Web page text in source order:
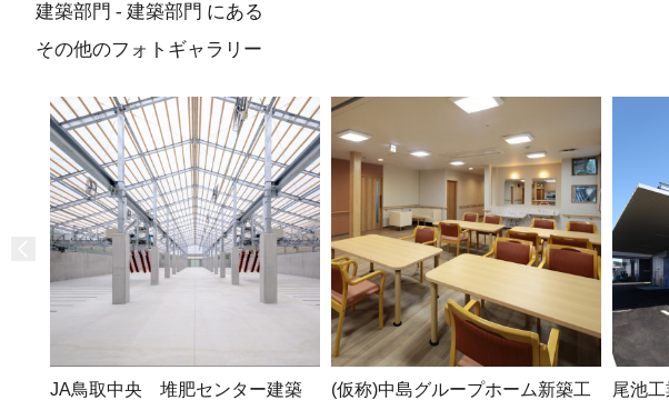
建築部門 - 建築部門 にある
その他のフォトギャラリー
JA鳥取中央 堆肥センター建築
(仮称)中島グループホーム新築工
尾池